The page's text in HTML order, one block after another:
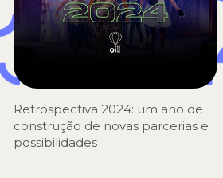
Retrospectiva 2024: um ano de
construção de novas parcerias e
possibilidades